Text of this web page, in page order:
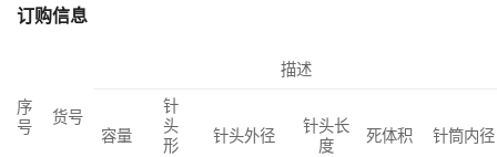
订购信息
序
号
货号
描述
容量
针
头
形
针头外径
针头长
度
死体积 针筒内径